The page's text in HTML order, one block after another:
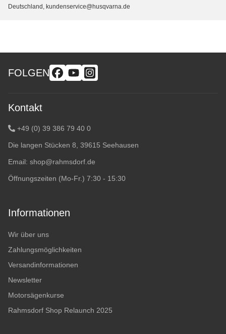
Deutschland, kundenservice@husqvarna.de
FOLGEN
Kontakt
+49 (0) 39 386 79 40 0
Die langen Stücken 8, 39615 Seehausen
Email: shop@rahmsdorf.de
Öffnungszeiten (Mo-Fr.) 7:30 - 15:30
Informationen
Wir über uns
Zahlungsmöglichkeiten
Versandinformationen
Newsletter
Motorsägenkurse
Rahmsdorf Shop Relaunch 2025